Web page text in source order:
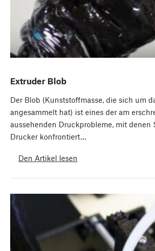
Extruder Blob
Der Blob (Kunststoffmasse, die sich um
angesammelt hat) ist eines der am
aussehenden Druckprobleme, mit denen
Drucker konfrontiert…
Den Artikel lesen